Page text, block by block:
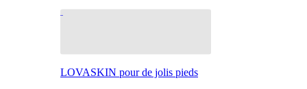
LOVASKIN pour de jolis pieds